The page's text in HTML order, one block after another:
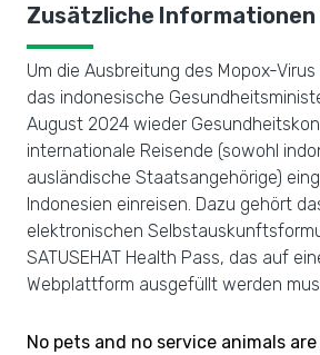
Zusätzliche Informationen
Um die Ausbreitung des Mopox-
das indonesische
August 2024 wieder
internationale Reisende (sowohl
ausländische Staatsangehörige)
Indonesien einreisen. Dazu gehört
elektronischen
SATUSEHAT Health Pass, das auf
Webplattform ausgefüllt werden
No pets and no service animals